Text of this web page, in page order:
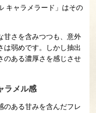
キャラメラード」はその
甘さを含みつつも、意外
は弱めです。しかし抽出
のある濃厚さを感じさせ
ラメル感
のある甘みを含んだフレ